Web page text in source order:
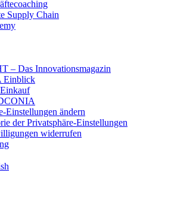
Supply Chain
– Das Innovationsmagazin
Einblick
Einstellungen ändern
der Privatsphäre-Einstellungen
widerrufen